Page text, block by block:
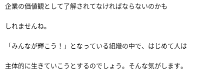
企業の価値観として了解されてなければならないのかも
しれませんね。
「みんなが輝こう！」となっている組織の中で、はじめて人は
主体的に生きていこうとするのでしょう。そんな気がします。